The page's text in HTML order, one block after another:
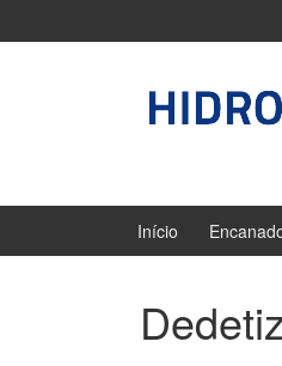
Início